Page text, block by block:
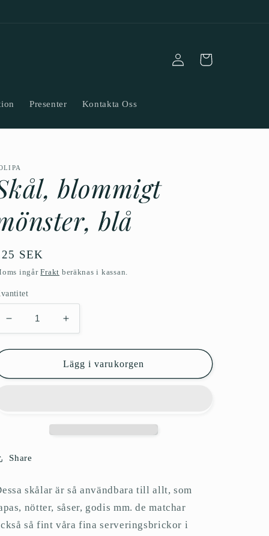
Presenter Kontakta Oss
Logga
in
Varukorg
blommigt
blå
SEK
ingårFrakt beräknas i kassan.
Minska
kvantitet
för
blommigt
Öka
kvantitet
för
Skål,
blommigt
Lägg i varukorgen
Share
skålar är så användbara till allt, som
nötter, såser, godis mm. de matchar
så fint våra fina serveringsbrickor i